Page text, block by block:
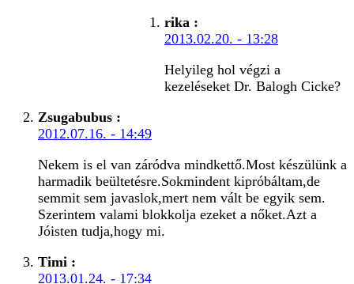
rika :
2013.02.20. - 13:28
Helyileg hol végzi a
kezeléseket Dr. Balogh Cicke?
Zsugabubus :
2012.07.16. - 14:49
Nekem is el van záródva mindkettő.Most készülünk a
harmadik beültetésre.Sokmindent kipróbáltam,de
semmit sem javaslok,mert nem vált be egyik sem.
Szerintem valami blokkolja ezeket a nőket.Azt a
Jóisten tudja,hogy mi.
Timi :
2013.01.24. - 17:34